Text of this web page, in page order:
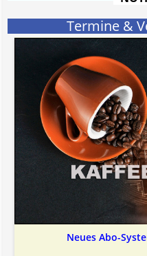
Termine &
Neues Abo-